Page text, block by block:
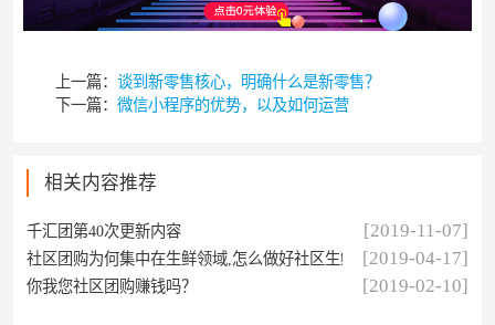
上一篇：谈到新零售核心，明确什么是新零售？
下一篇：微信小程序的优势，以及如何运营
相关内容推荐
千汇团第40次更新内容 [2019-11-07]
社区团购为何集中在生鲜领域,怎么做好社区生鲜团购?[2019-04-17]
你我您社区团购赚钱吗？ [2019-02-10]